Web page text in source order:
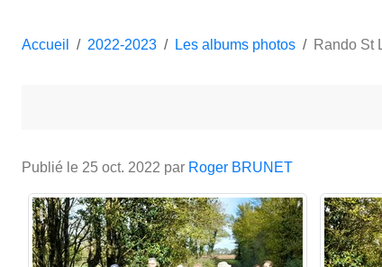
Accueil 2022-2023 Les albums photos Rando St
Publié le 25 oct. 2022 par Roger BRUNET